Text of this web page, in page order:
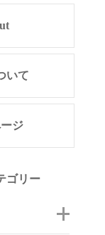
いて
ジ
ゴリー